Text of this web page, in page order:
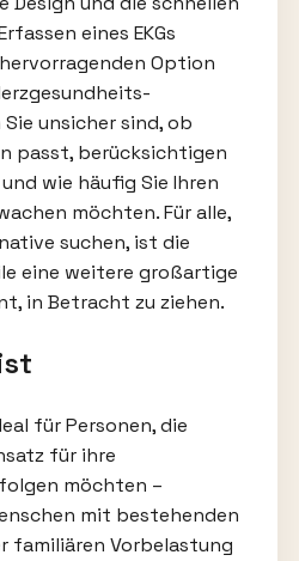
eines EKGs
Option
unsicher sind, ob
passt, berücksichtigen
wie häufig Sie Ihren
möchten. Für alle,
suchen, ist die
eine weitere großartige
in Betracht zu ziehen.
für Personen, die
für ihre
möchten –
mit bestehenden
familiären Vorbelastung